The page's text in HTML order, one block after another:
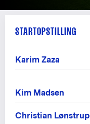
STARTOPSTILLING
Karim Zaza
Kim Madsen
Christian Lønstrup